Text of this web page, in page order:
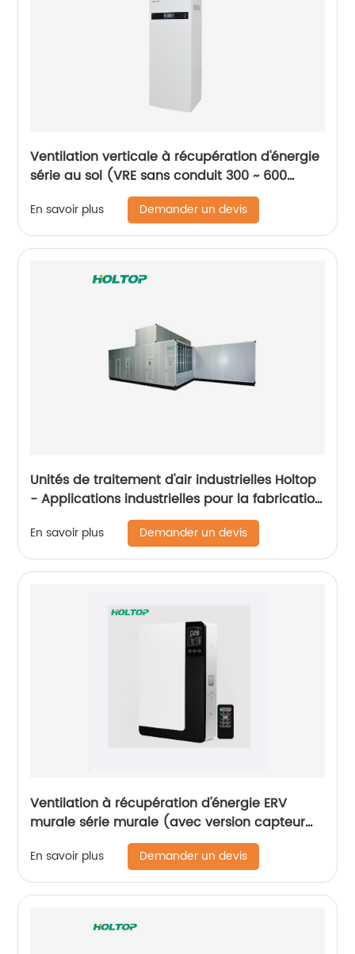
Ventilation verticale à récupération d'énergie
série au sol (VRE sans conduit 300 ~ 600
En savoir plus Demander un devis
Unités de traitement d'air industrielles Holtop
- Applications industrielles pour la fabrication
En savoir plus Demander un devis
Ventilation à récupération d'énergie ERV
murale série murale (avec version capteur
En savoir plus Demander un devis